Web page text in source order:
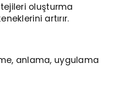
oluşturma
artırır.
anlama, uygulama